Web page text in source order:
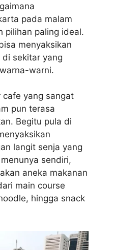
pada malam
pilihan paling ideal.
menyaksikan
sekitar yang
warni.
cafe yang sangat
pun terasa
Begitu pula di
langit senja yang
sendiri,
aneka makanan
main course
hingga snack